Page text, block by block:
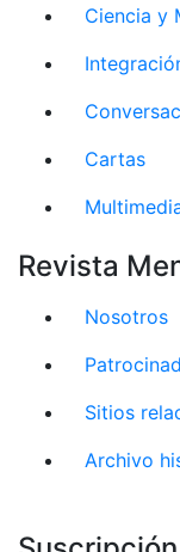
Ciencia y
Cartas
Revista
Nosotros
Sitios
Archivo